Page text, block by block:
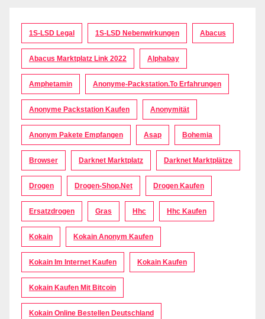
1S-LSD Legal 1S-LSD Nebenwirkungen Abacus
Abacus Marktplatz Link 2022 Alphabay
Amphetamin Anonyme-Packstation.to Erfahrungen
Anonyme Packstation Kaufen Anonymität
Anonym Pakete Empfangen Asap Bohemia
Browser Darknet Marktplatz Darknet Marktplätze
Drogen Drogen-Shop.net Drogen Kaufen
Ersatzdrogen Gras Hhc Hhc Kaufen
Kokain Kokain Anonym Kaufen
Kokain Im Internet Kaufen Kokain Kaufen
Kokain Kaufen Mit Bitcoin
Kokain Online Bestellen Deutschland